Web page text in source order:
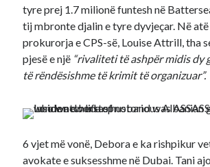
tyre prej 1.7 milionë funtesh në
tij mbronte djalin e tyre dyvjeçar. Në atë
prokurorja e CPS-së, Louise Attrill, tha
pjesë e një “rivaliteti të ashpër midis dy
të rëndësishme të krimit të organizuar”.
6 vjet më vonë, Debora e ka rishpikur
avokate e suksesshme në Dubai. Tani